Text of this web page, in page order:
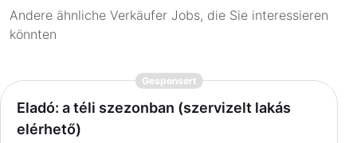
Andere ähnliche Verkäufer Jobs, die Sie interessieren
könnten
Gesponsert{prompt.job}
Eladó: a téli szezonban (szervizelt lakás
elérhető)